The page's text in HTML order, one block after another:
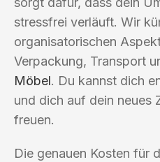
stressfrei verläuft. Wir
organisatorischen
Verpackung, Transport
Möbel. Du kannst dich
und dich auf dein neues
freuen.
Die genauen Kosten für